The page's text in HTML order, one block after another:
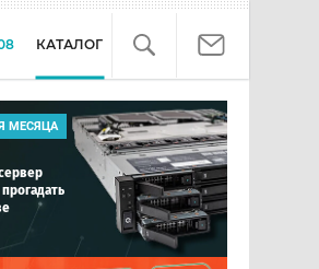
КАТАЛОГ
МЕСЯЦА